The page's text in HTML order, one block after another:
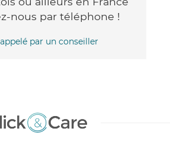
nous par téléphone !
par un conseiller